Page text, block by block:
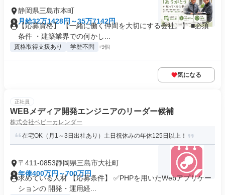
静岡県三島市本町
月給32万1428円～35万7142円
【応募資格】 【一緒に働く仲間を大切にする会社。】 ■必須
条件 ・建築業界での何かし...
資格取得支援あり 学歴不問 +9個
気になる
正社員
WEBメディア開発エンジニアのリーダー候補
株式会社ベビーカレンダー
在宅OK（月1～3日出社あり）土日祝休みの年休125日以上！
〒411-0853静岡県三島市大社町
年俸400万円～700万円
求めている人材 【応募条件】 ✅PHPを用いたWebアプリケー
ションの 開発・運用経...